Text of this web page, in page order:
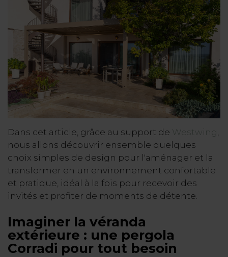
Dans cet article, grâce au support de Westwing
nous allons découvrir ensemble quelques
choix simples de design pour l'aménager et la
transformer en un environnement confortable
et pratique, idéal à la fois pour recevoir des
invités et profiter de moments de détente.
Imaginer la véranda
extérieure : une pergola
Corradi pour tout besoin